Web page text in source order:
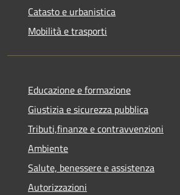
Catasto e urbanistica
Mobilità e trasporti
Educazione e formazione
Giustizia e sicurezza pubblica
Tributi,finanze e contravvenzioni
Ambiente
Salute, benessere e assistenza
Autorizzazioni